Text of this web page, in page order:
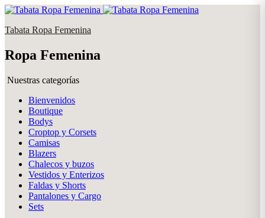
Tabata Ropa Femenina
Ropa Femenina
Nuestras categorías
Bienvenidos
Boutique
Bodys
Croptop y Corsets
Camisas
Blazers
Chalecos y buzos
Vestidos y Enterizos
Faldas y Shorts
Pantalones y Cargo
Sets